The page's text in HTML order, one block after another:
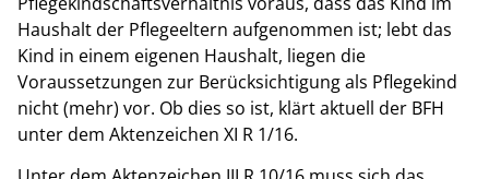
Haushalt der Pflegeeltern aufgenommen ist; lebt das
Kind in einem eigenen Haushalt, liegen die
Voraussetzungen zur Berücksichtigung als Pflegekind
nicht (mehr) vor. Ob dies so ist, klärt aktuell der BFH
unter dem Aktenzeichen XI R 1/16.